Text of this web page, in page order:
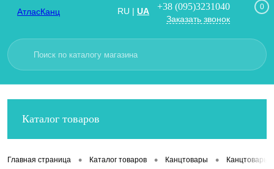
RU | UA +38 (095)3231040
Заказать звонок
0
Каталог товаров
Главная страница • Каталог товаров • Канцтовары • Канцтовары